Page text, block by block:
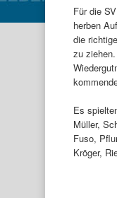
Für die
herben
die
zu
Es
Müller,
Fuso,
Kröger,